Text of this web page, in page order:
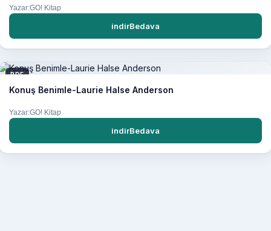
Yazar:GO! Kitap
indirBedava
PDF
Konuş Benimle-Laurie Halse Anderson
Yazar:GO! Kitap
indirBedava